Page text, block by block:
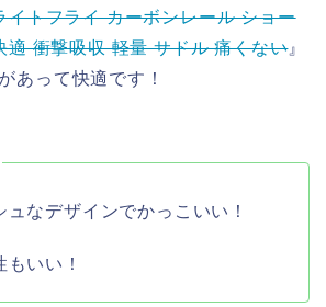
イトフライ カーボンレール ショー
適 衝撃吸収 軽量 サドル 痛くない』
あって快適です！
ュなデザインでかっこいい！
もいい！